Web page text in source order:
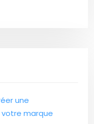
une
marque